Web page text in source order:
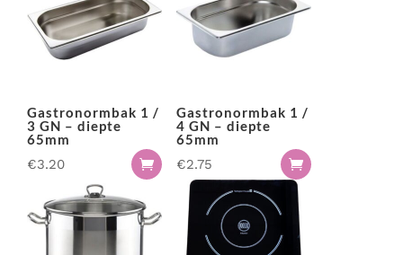
Gastronormbak 1 /
3 GN – diepte
65mm
€3.20 
Gastronormbak 1 /
4 GN – diepte
65mm
€2.75 